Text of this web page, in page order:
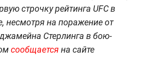
строчку рейтинга UFC в
несмотря на поражение от
Стерлинга в бою-
сообщается на сайте